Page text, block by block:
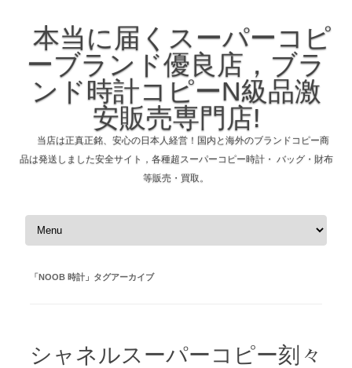
本当に届くスーパーコピ
ーブランド優良店，ブラ
ンド時計コピーN級品激
安販売専門店!
当店は正真正銘、安心の日本人経営！国内と海外のブランドコピー商
品は発送しました安全サイト，各種超スーパーコピー時計・ バッグ・財布
等販売・買取。
コンテンツへスキップ
「NOOB 時計 」タグアーカイブ
シャネルスーパーコピー刻々